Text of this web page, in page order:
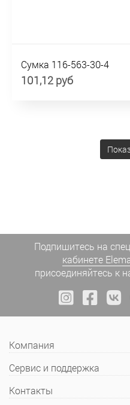
Сумка 116-563-30-4
101,12 руб
Подпишитесь на
кабинете
присоединяйтесь к
Компания
Сервис и поддержка
Контакты